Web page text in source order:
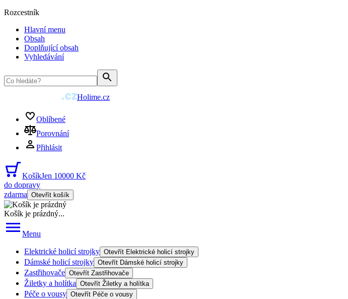
Rozcestník
Hlavní menu
Obsah
Doplňující obsah
Vyhledávání
Holime.cz
Oblíbené
Porovnání
Přihlásit
KošíkJen 10000 Kč
do dopravy
zdarma Otevřít košík
Košík je prázdný...
Menu
Elektrické holicí strojky Otevřít Elektrické holicí strojky
Dámské holicí strojky Otevřít Dámské holicí strojky
Zastřihovače Otevřít Zastřihovače
Žiletky a holítka Otevřít Žiletky a holítka
Péče o vousy Otevřít Péče o vousy